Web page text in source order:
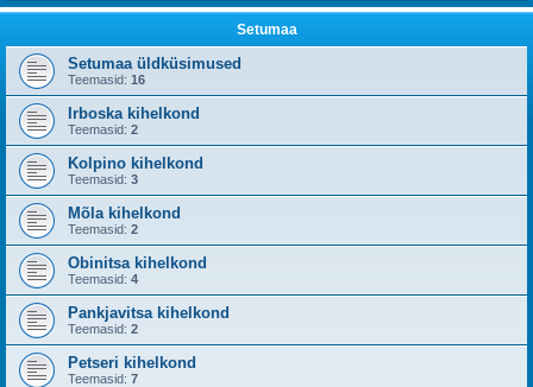
Setumaa
Setumaa üldküsimused
Teemasid: 16
Irboska kihelkond
Teemasid: 2
Kolpino kihelkond
Teemasid: 3
Mõla kihelkond
Teemasid: 2
Obinitsa kihelkond
Teemasid: 4
Pankjavitsa kihelkond
Teemasid: 2
Petseri kihelkond
Teemasid: 7